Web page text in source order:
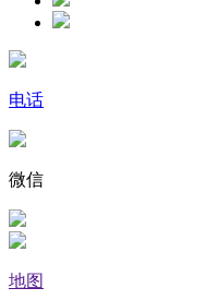
电话
微信
地图